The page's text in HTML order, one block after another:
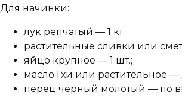
Для начинки:
лук репчатый — 1 кг;
растительные сливки или
яйцо крупное — 1 шт.;
масло Гхи или растительное
перец черный молотый — по